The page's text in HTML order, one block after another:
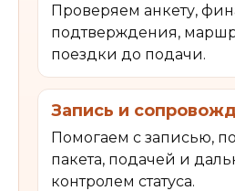
Проверяем анкету,
подтверждения,
поездки до подачи.
Запись и
Помогаем с записью,
пакета, подачей и
контролем статуса.